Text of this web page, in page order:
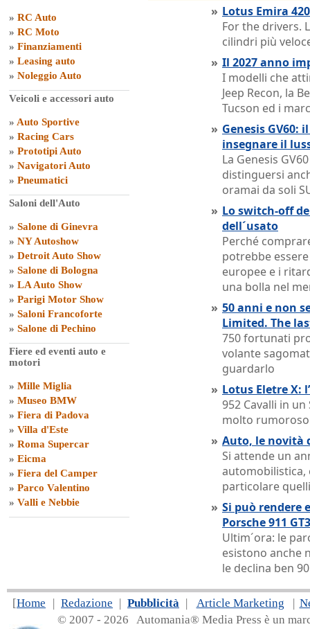
» RC Auto
» RC Moto
» Finanziamenti
» Leasing auto
» Noleggio Auto
Veicoli e accessori auto
» Auto Sportive
» Racing Cars
» Prototipi Auto
» Navigatori Auto
» Pneumatici
Saloni dell'Auto
» Salone di Ginevra
» NY Autoshow
» Detroit Auto Show
» Salone di Bologna
» LA Auto Show
» Parigi Motor Show
» Saloni Francoforte
» Salone di Pechino
Fiere ed eventi auto e
motori
» Mille Miglia
» Museo BMW
» Fiera di Padova
» Villa d'Este
» Roma Supercar
» Eicma
» Fiera del Camper
» Parco Valentino
» Valli e Nebbie
» Lotus Emira
For the drivers.
cilindri più
» Il 2027 anno
I modelli che
Jeep Recon, la
Tucson ed i
» Genesis GV60:
insegnare il
La Genesis
distinguersi
oramai da soli
» Lo switch-off
dell´usato
Perché
potrebbe
europee e i
una bolla nel
» 50 anni e non
Limited. The
750 fortunati
volante
guardarlo
» Lotus Eletre X:
952 Cavalli in un
molto rumoroso
» Auto, le novità
Si attende un
particolare
» Si può rendere
Porsche 911
Ultim´ora: le
esistono anche
le declina ben
[Home | Redazione | Pubblicità | Article Marketing |
© 2007 - 2026 Automania® Media Press è un